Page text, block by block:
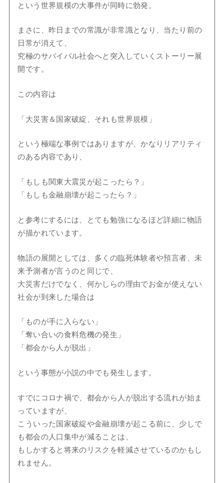
という世界規模の大事件が同時に勃発。
まさに、昨日までの常識が非常識となり、当たり前の
日常が消えて、
究極のサバイバル社会へと突入していくストーリー展
開です。
この内容は
「大災害＆国家破綻、それも世界規模」
という極端な事例ではありますが、かなりリアリティ
のある内容であり、
「もしも関東大震災が起こったら？」
「もしも金融崩壊が起こったら？」
と参考にするには、とても勉強になるほど詳細に物語
が描かれています。
物語の展開としては、多くの臨死体験者や預言者、未
来予測者が言うのと同じで、
大災害だけでなく、何かしらの理由でお金が使えない
社会が到来した場合は
「ものが手に入らない」
「奪い合いの食料危機の発生」
「都会から人が脱出」
という事態が小説の中でも発生します。
すでにコロナ禍で、都会から人が脱出する流れが始ま
っていますが、
こういった国家破綻や金融崩壊が起こる前に、少しで
も都会の人口集中が減ることは、
もしかすると将来のリスクを軽減させているのかもし
れません。